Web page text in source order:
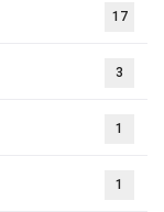
17
3
1
1